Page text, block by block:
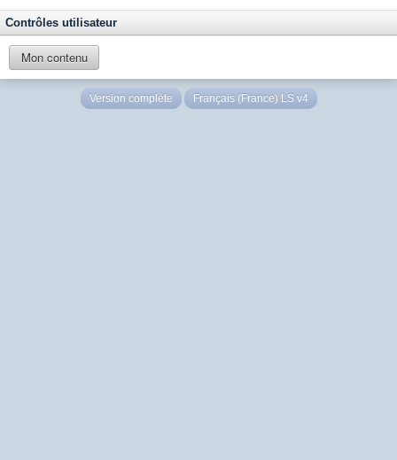
Contrôles utilisateur
Mon contenu
Version complète Français (France) LS v4